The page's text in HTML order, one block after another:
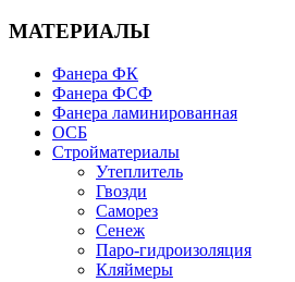
МАТЕРИАЛЫ
Фанера ФК
Фанера ФСФ
Фанера ламинированная
ОСБ
Стройматериалы
Утеплитель
Гвозди
Саморез
Сенеж
Паро-гидроизоляция
Кляймеры